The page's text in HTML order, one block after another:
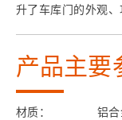
升了车库门的外观、
产品主要
材质： 铝